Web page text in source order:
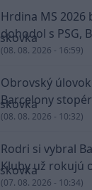
Hrdina MS 2026
dohodol s PSG,
(08. 08. 2026 - 16:59)
Obrovský úlovok
Barcelony
(08. 08. 2026 - 10:32)
Rodri si vybral
Kluby už rokujú
(07. 08. 2026 - 10:34)